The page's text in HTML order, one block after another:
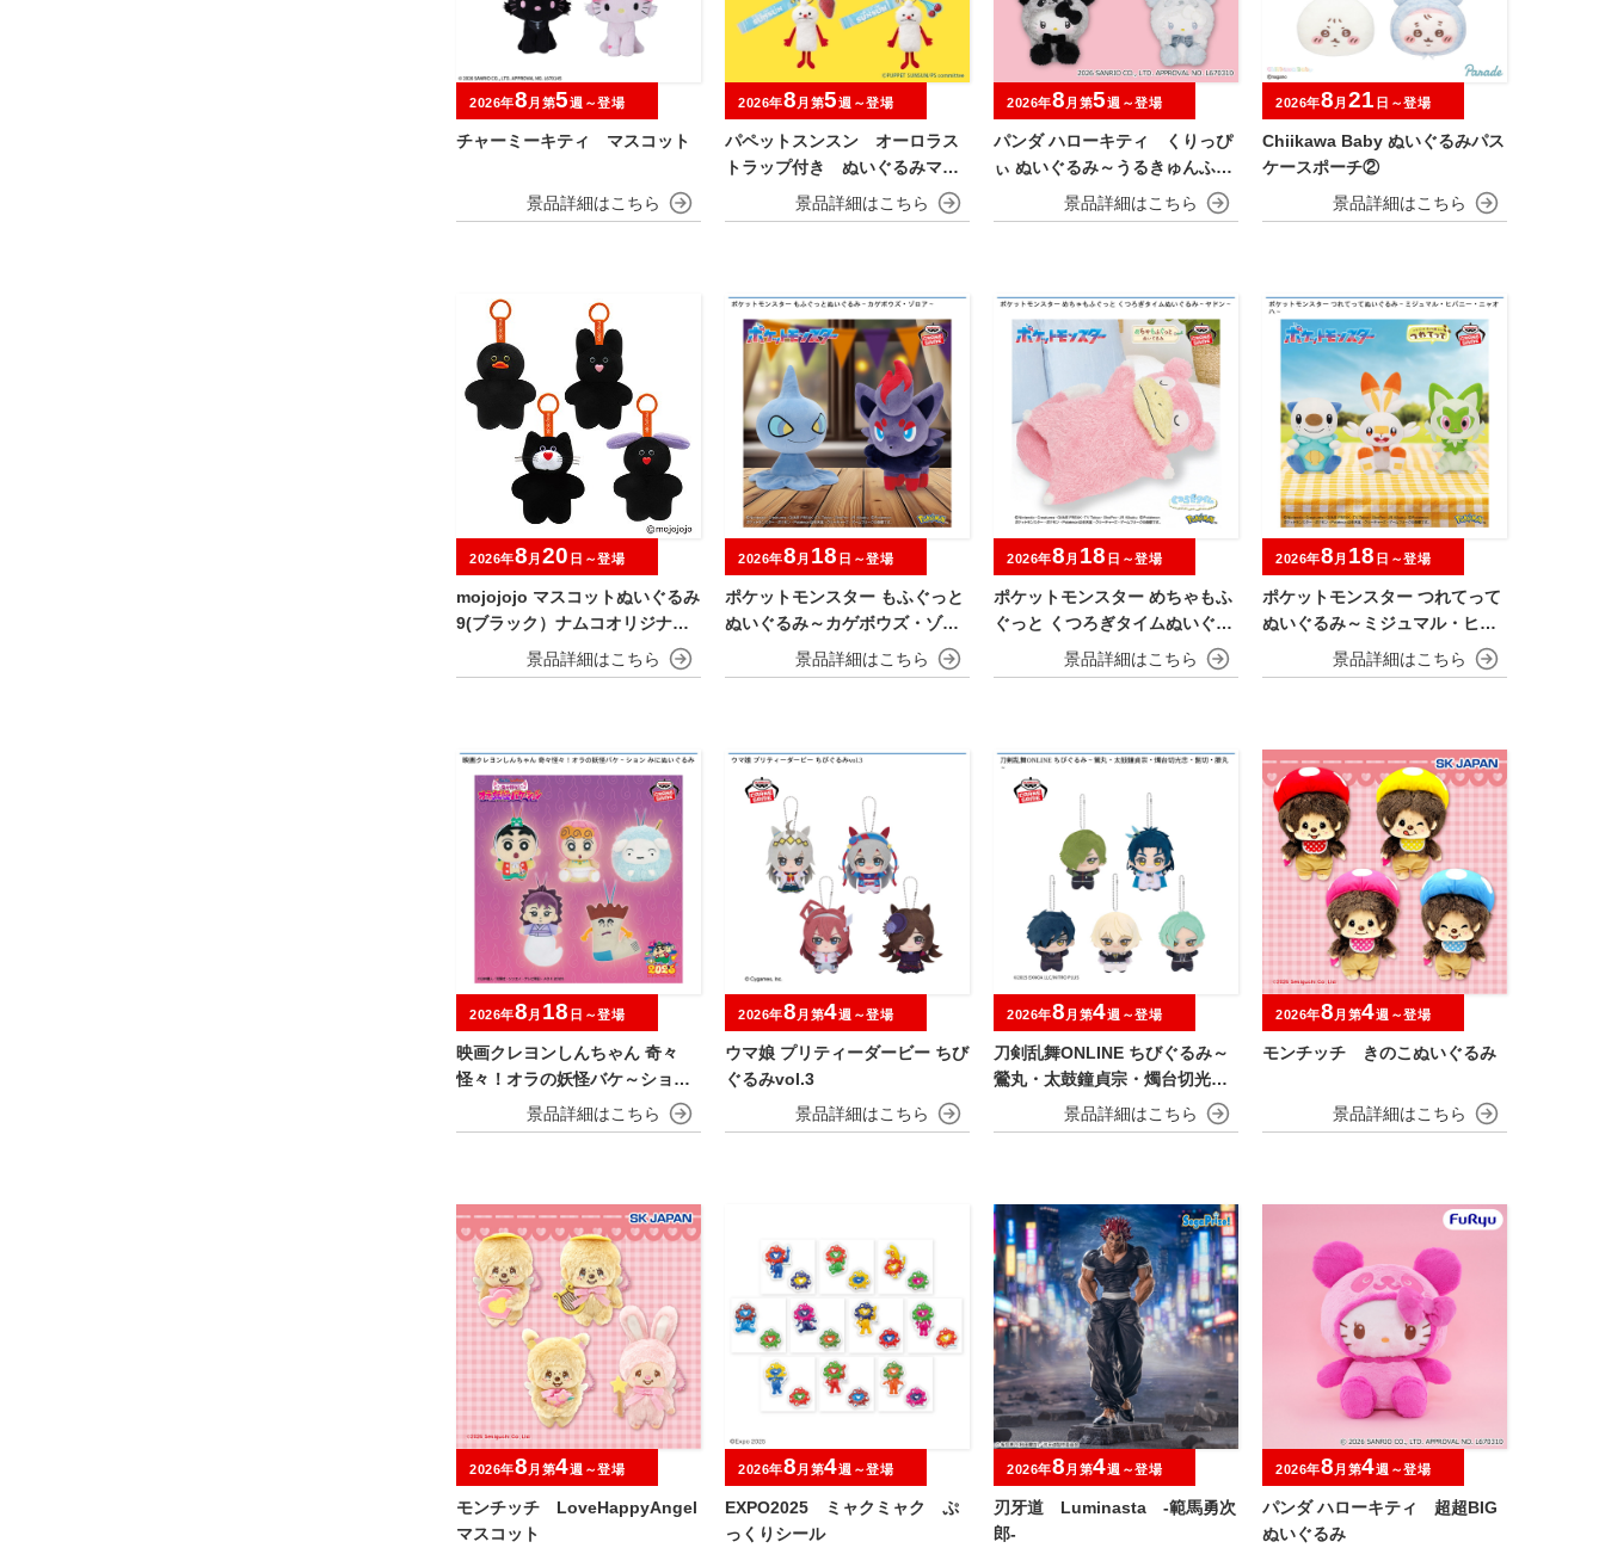
チャーミーキティ マスコット
2026年8 月第5週～登場
パペットスンスン オーロラス
トラップ付き ぬいぐるみマス
コット フルーツver.
2026年8 月第5週～登場
パンダ ハローキティ くりっぴ
ぃ ぬいぐるみ～うるきゅんふわ
2026年8 月第5週～登場
Chiikawa Baby ぬいぐるみパス
ケースポーチ②
2026年8 月 21 日～登場
mojojojo マスコットぬいぐるみ
9(ブラック）ナムコオリジナル
2026年8 月 20 日～登場
ポケットモンスター もふぐっと
ぬいぐるみ～カゲボウズ・ゾロ
2026年8 月 18 日～登場
ポケットモンスター めちゃもふ
ぐっと くつろぎタイムぬいぐる
み～ヤドン～
2026年8 月 18 日～登場
ポケットモンスター つれてって
ぬいぐるみ～ミジュマル・ヒバ
ニー・ニャオハ～
2026年8 月 18 日～登場
映画クレヨンしんちゃん 奇々
怪々！オラの妖怪バケ～ション
みにぬいぐるみ
2026年8 月 18 日～登場
ウマ娘 プリティーダービー ちび
ぐるみvol.3
2026年8 月第4週～登場
刀剣乱舞ONLINE ちびぐるみ～
鶯丸・太鼓鐘貞宗・燭台切光
忠・髭切・膝丸～
2026年8 月第4週～登場
モンチッチ きのこぬいぐるみ
2026年8 月第4週～登場
モンチッチ LoveHappyAngel
マスコット
2026年8 月第4週～登場
EXPO2025 ミャクミャク ぷ
っくりシール
2026年8 月第4週～登場
刃牙道 Luminasta ‐範馬勇次
郎‐
2026年8 月第4週～登場
パンダ ハローキティ 超超BIG
ぬいぐるみ
2026年8 月第4週～登場